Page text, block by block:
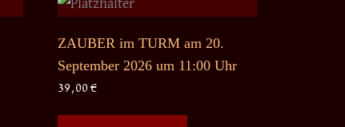
ZAUBER im TURM am 20.
September 2026 um 11:00 Uhr
39,00 €